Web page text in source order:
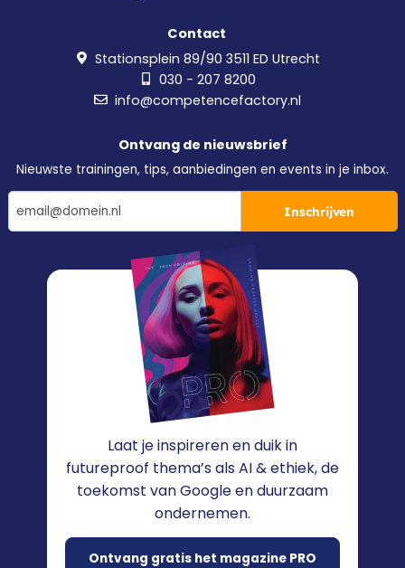
Contact
Stationsplein 89/90 3511 ED Utrecht
030 - 207 8200
info@competencefactory.nl
Ontvang de nieuwsbrief
Nieuwste trainingen, tips, aanbiedingen en events in je inbox.
Inschrijven
Laat je inspireren en duik in
futureproof thema’s als AI & ethiek, de
toekomst van Google en duurzaam
ondernemen.
Ontvang gratis het magazine PRO